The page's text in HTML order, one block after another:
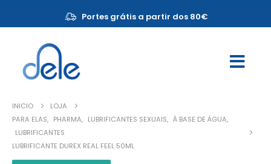
Portes grátis a partir dos 80€
INICIO
LOJA
PARA ELAS, PHARMA, LUBRIFICANTES SEXUAIS, À BASE DE ÁGUA,
LUBRIFICANTES
LUBRIFICANTE DUREX REAL FEEL 50ML